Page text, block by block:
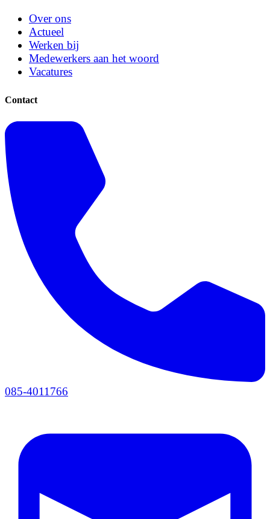
Over ons
Actueel
Werken bij
Medewerkers aan het woord
Vacatures
Contact
085-4011766